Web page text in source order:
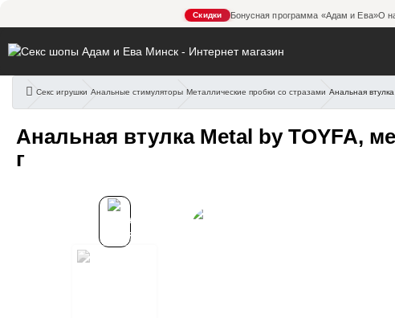
Скидки Бонусная программа «Адам и Ева»О
Секс игрушки Анальные стимуляторы Металлические пробки со стразами Анальная
Анальная втулка Metal by
Анальная втулка Metal by TOYFA,
г